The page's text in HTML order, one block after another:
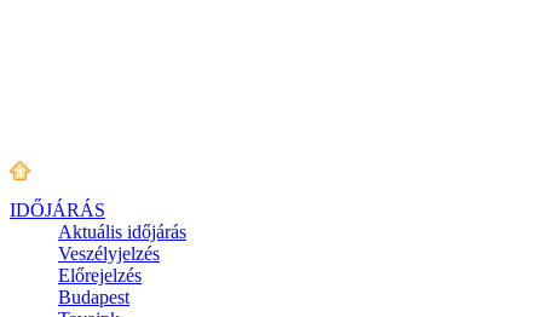
IDŐJÁRÁS
Aktuális időjárás
Veszélyjelzés
Előrejelzés
Budapest